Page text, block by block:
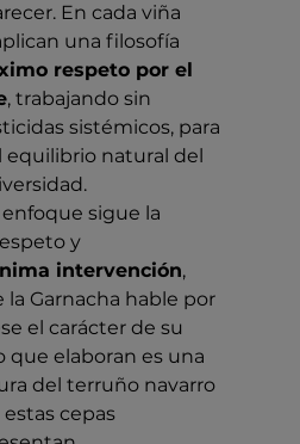
En cada viña
una filosofía
respeto por el
, trabajando sin
sistémicos, para
equilibrio natural del
sigue la
y
intervención,
Garnacha hable por
el carácter de su
que elaboran es una
del terruño navarro
cepas